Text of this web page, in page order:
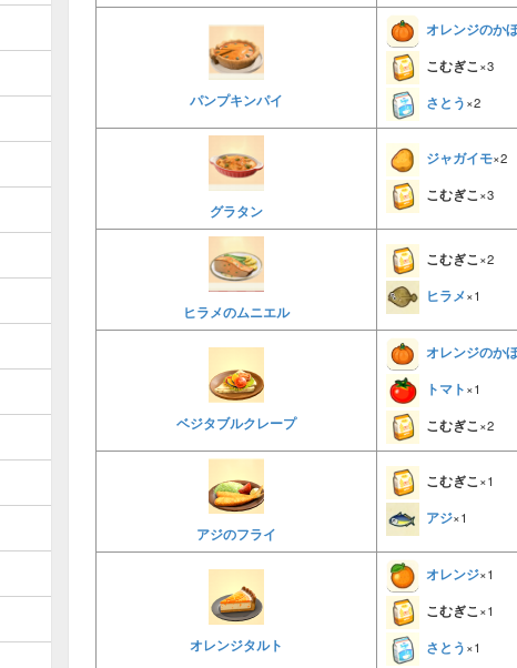
パンプキンパイ
オレンジのか
こむぎこ×3
さとう×2
グラタン
ジャガイモ×2
こむぎこ×3
ヒラメのムニエル
こむぎこ×2
ヒラメ×1
ベジタブルクレープ
オレンジのか
トマト×1
こむぎこ×2
アジのフライ
こむぎこ×1
アジ×1
オレンジタルト
オレンジ×1
こむぎこ×1
さとう×1